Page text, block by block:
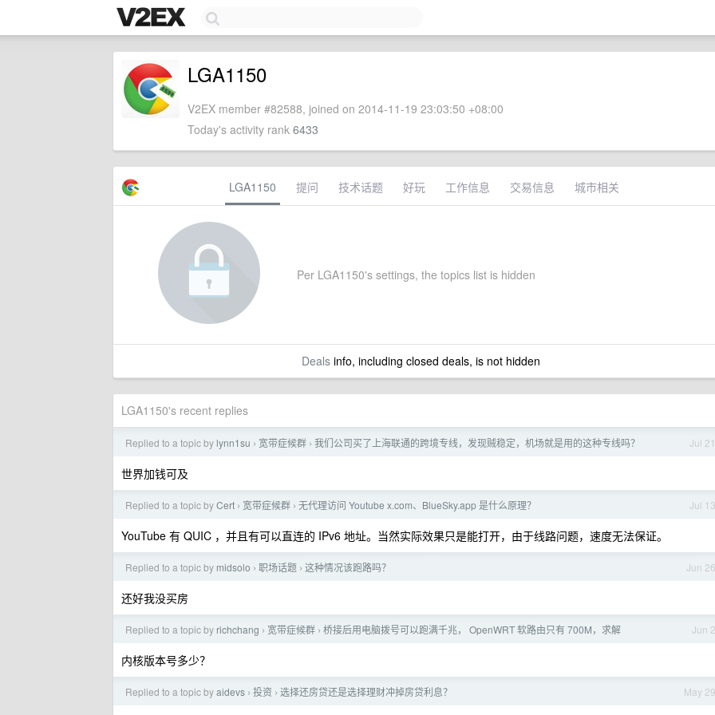
LGA1150
V2EX member #82588, joined on 2014-11-19 23:03:50 +08:00
Today's activity rank 6433
LGA1150 提问 技术话题 好玩 工作信息 交易信息 城市相关
Per LGA1150's settings, the topics list is hidden
Dealsinfo, including closed deals, is not hidden
LGA1150's recent replies
Jul 21
Replied to a topic by lynn1su › 宽带症候群 › 我们公司买了上海联通的跨境专线，发现贼稳定，机场就是用的这种专线吗？
世界加钱可及
Jul 13
Replied to a topic byCert › 宽带症候群 › 无代理访问 Youtube x.com、BlueSky.app 是什么原理？
YouTube 有 QUIC ，并且有可以直连的 IPv6 地址。当然实际效果只是能打开，由于线路问题，速度无法保证。
Jun 26
Replied to a topic by midsolo › 职场话题 › 这种情况该跑路吗？
还好我没买房
Jun 2
Replied to a topic by richchang › 宽带症候群 › 桥接后用电脑拨号可以跑满千兆， OpenWRT 软路由只有 700M，求解
内核版本号多少？
May 29
Replied to a topic byaidevs › 投资 › 选择还房贷还是选择理财冲掉房贷利息？